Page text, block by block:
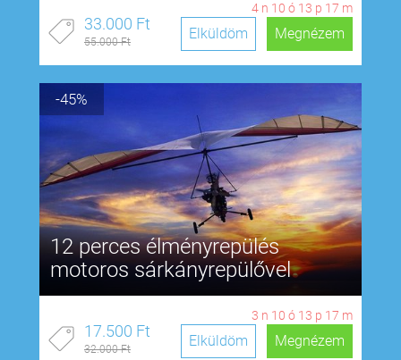
4 n 10 ó 13 p 17 m
33.000 Ft
55.000 Ft Megnézem
Elküldöm
-45%
12 perces élményrepülés
motoros sárkányrepülővel
3 n 10 ó 13 p 17 m
17.500 Ft
32.000 Ft Megnézem
Elküldöm